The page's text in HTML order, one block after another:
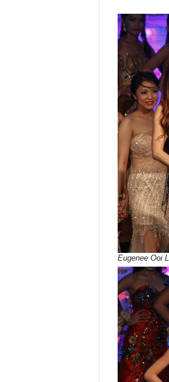
Eugenee Ooi